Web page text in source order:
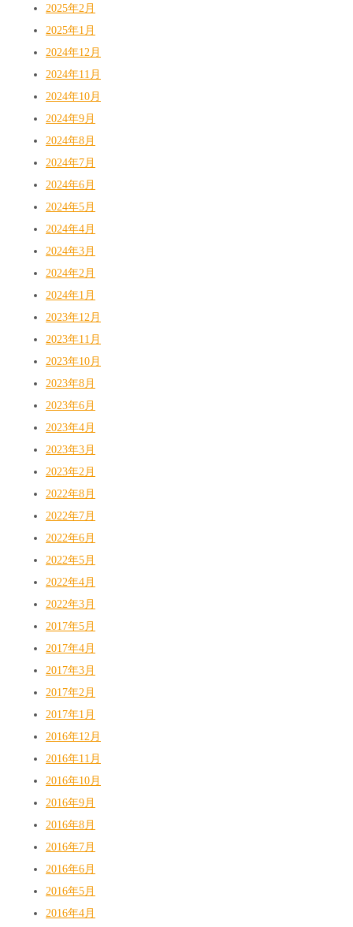
2025年2月
2025年1月
2024年12月
2024年11月
2024年10月
2024年9月
2024年8月
2024年7月
2024年6月
2024年5月
2024年4月
2024年3月
2024年2月
2024年1月
2023年12月
2023年11月
2023年10月
2023年8月
2023年6月
2023年4月
2023年3月
2023年2月
2022年8月
2022年7月
2022年6月
2022年5月
2022年4月
2022年3月
2017年5月
2017年4月
2017年3月
2017年2月
2017年1月
2016年12月
2016年11月
2016年10月
2016年9月
2016年8月
2016年7月
2016年6月
2016年5月
2016年4月